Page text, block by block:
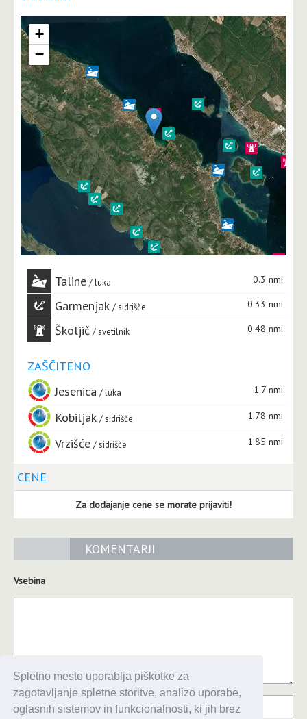
Spletno mesto uporablja piškotke za
zagotavljanje spletne storitve, analizo uporabe,
oglasnih sistemov in funkcionalnosti, ki jih brez
+
−
Taline luka 0.3 nmi
Garmenjak sidrišče 0.33 nmi
Školjič svetilnik 0.48 nmi
ZAŠČITENO
Jesenica
luka 1.7 nmi
Kobiljak sidrišče 1.78 nmi
Vrzišće sidrišče 1.85 nmi
CENE
Za dodajanje cene se morate prijaviti!
KOMENTARJI
Vsebina